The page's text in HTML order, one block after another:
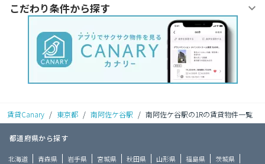
こだわり条件から探す
賃貸Canary / 東京都 / 南阿佐ケ谷駅 / 南阿佐ケ谷駅の1Rの賃貸物件一覧
都道府県から探す
北海道 青森県 岩手県 宮城県 秋田県 山形県 福島県
茨城県